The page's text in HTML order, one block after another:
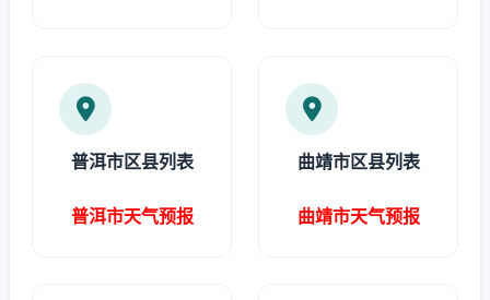
普洱市区县列表
普洱市天气预报
曲靖市区县列表
曲靖市天气预报